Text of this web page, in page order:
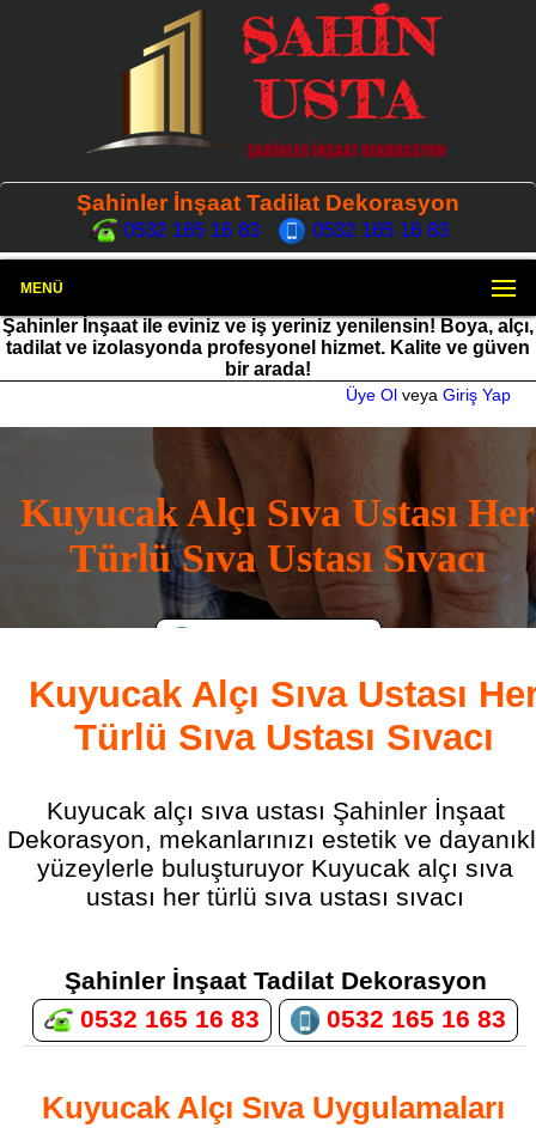
Şahinler İnşaat Tadilat Dekorasyon
0532 165 16 83 0532 165 16 83
MENÜ
Şahinler İnşaat ile eviniz ve iş yeriniz yenilensin! Boya, alçı,
tadilat ve izolasyonda profesyonel hizmet. Kalite ve güven
bir arada!
Üye Ol veya Giriş Yap
Kuyucak Alçı Sıva Ustası Her
Türlü Sıva Ustası Sıvacı
Kuyucak Alçı Sıva Ustası
Türlü Sıva Ustası Sıvacı
Kuyucak alçı sıva ustası Şahinler İnşaat
Dekorasyon, mekanlarınızı estetik ve
yüzeylerle buluşturuyor Kuyucak alçı sıva
ustası her türlü sıva ustası sıvacı
Şahinler İnşaat Tadilat Dekorasyon
0532 165 16 83
0532 165 16 83
Kuyucak Alçı Sıva Uygulamaları